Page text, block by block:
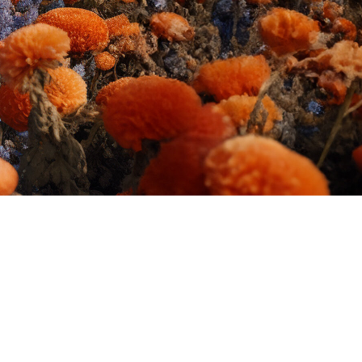
Wirtschaftspolitische Agenda
FAQ Zertifizierung